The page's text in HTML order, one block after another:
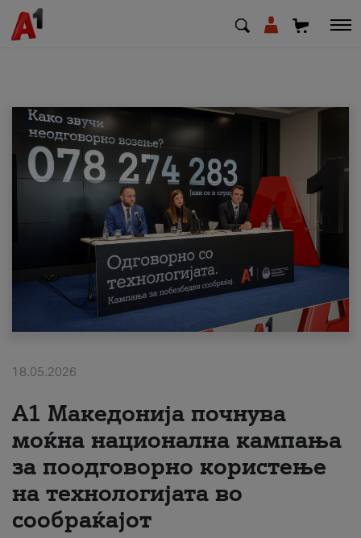
МК EN SQ
Деловни
Поддршка
Надополни кредит
#ПодобарОнлајн
18.05.2026
A1 Македонија почнува
моќна национална кампања
за поодговорно користење
на технологијата во
сообраќајот